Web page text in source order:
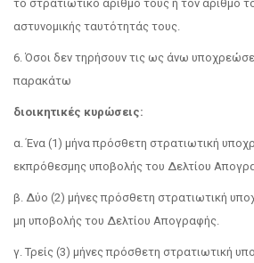
το στρατιωτικό αριθμό τους ή τον αριθμό
αστυνομικής ταυτότητάς τους.
6. Όσοι δεν τηρήσουν τις ως άνω
παρακάτω
διοικητικές κυρώσεις:
α. Ένα (1) μήνα πρόσθετη στρατιωτική
εκπρόθεσμης υποβολής του Δελτίου
β. Δύο (2) μήνες πρόσθετη στρατιωτική
μη υποβολής του Δελτίου Απογραφής.
γ. Τρείς (3) μήνες πρόσθετη στρατιωτική